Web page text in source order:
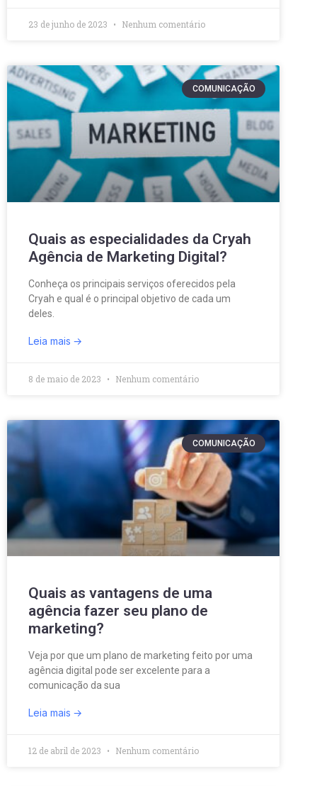
23 de junho de 2023 Nenhum comentário
COMUNICAÇÃO
Quais as especialidades da Cryah
Agência de Marketing Digital?
Conheça os principais serviços oferecidos pela
Cryah e qual é o principal objetivo de cada um
deles.
Leia mais
8 de maio de 2023 Nenhum comentário
COMUNICAÇÃO
Quais as vantagens de uma
agência fazer seu plano de
marketing?
Veja por que um plano de marketing feito por uma
agência digital pode ser excelente para a
comunicação da sua
Leia mais
12 de abril de 2023 Nenhum comentário